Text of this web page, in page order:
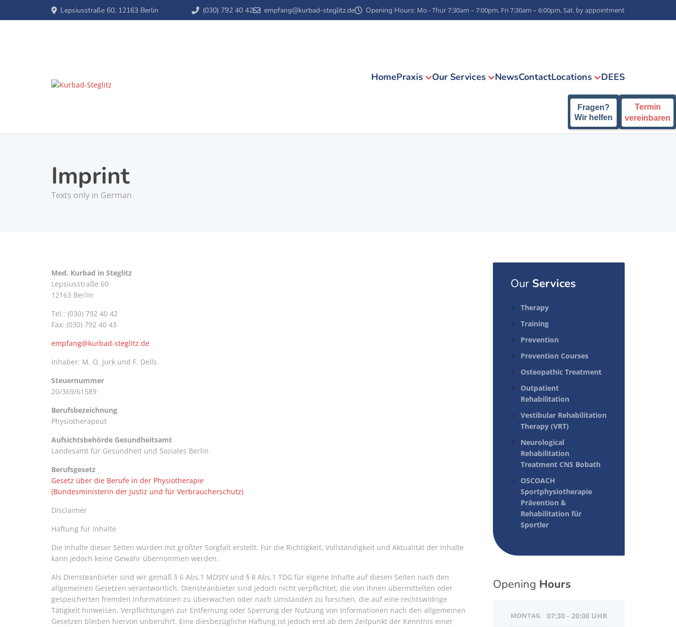
Lepsiusstraße 60, 12163 Berlin (030) 792 40 42 empfang@kurbad-steglitz.de Opening Hours: Mo - Thur 7:30am – 7:00pm, Fri 7:30am – 6:00pm, Sat. by appointment
Fragen?
Wir helfen
Termin
vereinbaren
HomePraxis Our Services NewsContactLocations DEES
Imprint
Texts only in German
Med. Kurbad in Steglitz
Lepsiusstraße 60
12163 Berlin
Tel.: (030) 792 40 42
Fax: (030) 792 40 43
empfang@kurbad-steglitz.de
Inhaber: M. O. Jurk und F. Dells
Steuernummer
20/369/61589
Berufsbezeichnung
Physiotherapeut
Aufsichtsbehörde Gesundheitsamt
Landesamt für Gesundheit und Soziales Berlin
Berufsgesetz
Gesetz über die Berufe in der Physiotherapie
(Bundesministerin der Justiz und für Verbraucherschutz)
Disclaimer
Haftung für Inhalte
Die Inhalte dieser Seiten wurden mit größter Sorgfalt erstellt. Für die Richtigkeit, Vollständigkeit und Aktualität der Inhalte
kann jedoch keine Gewähr übernommen werden.
Als Diensteanbieter sind wir gemäß § 6 Abs.1 MDStV und § 8 Abs.1 TDG für eigene Inhalte auf diesen Seiten nach den
allgemeinen Gesetzen verantwortlich. Diensteanbieter sind jedoch nicht verpflichtet, die von ihnen übermittelten oder
gespeicherten fremden Informationen zu überwachen oder nach Umständen zu forschen, die auf eine rechtswidrige
Tätigkeit hinweisen. Verpflichtungen zur Entfernung oder Sperrung der Nutzung von Informationen nach den allgemeinen
Gesetzen bleiben hiervon unberührt. Eine diesbezügliche Haftung ist jedoch erst ab dem Zeitpunkt der Kenntnis einer
OurServices
Therapy
Training
Prevention
Prevention Courses
Osteopathic Treatment
Outpatient
Rehabilitation
Vestibular Rehabilitation
Therapy (VRT)
Neurological
Rehabilitation
Treatment CNS Bobath
OSCOACH
Sportphysiotherapie
Prävention &
Rehabilitation für
Sportler
Opening Hours
MONTAG 07:30 - 20:00 UHR